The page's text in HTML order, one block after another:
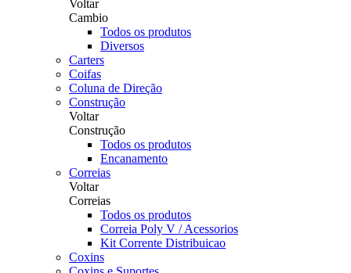
Voltar
Cambio
Todos os produtos
Diversos
Carters
Coifas
Coluna de Direção
Construção
Voltar
Construção
Todos os produtos
Encanamento
Correias
Voltar
Correias
Todos os produtos
Correia Poly V / Acessorios
Kit Corrente Distribuicao
Coxins